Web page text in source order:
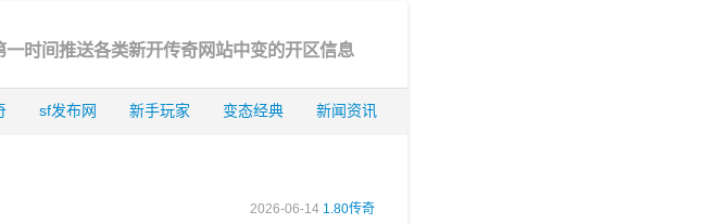
时间推送各类新开传奇网站中变的开区信息
sf发布网 新手玩家 变态经典 新闻资讯
2026-06-14 1.80传奇